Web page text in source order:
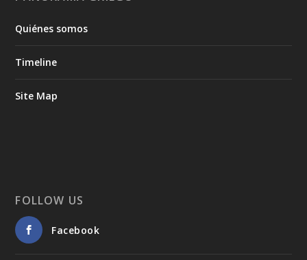
Quiénes somos
Timeline
Site Map
FOLLOW US
Facebook